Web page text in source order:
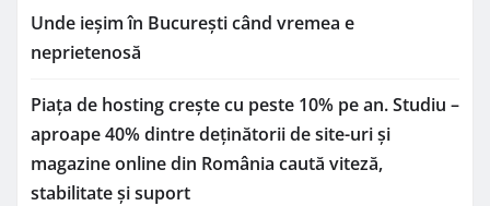
Unde ieșim în București când vremea e
neprietenosă
Piața de hosting crește cu peste 10% pe an. Studiu –
aproape 40% dintre deținătorii de site-uri și
magazine online din România caută viteză,
stabilitate și suport